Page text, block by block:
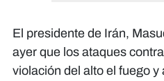
El presidente de Irán,
ayer que los ataques
violación del alto el fuego y